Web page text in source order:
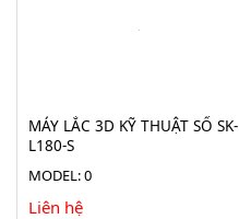
MÁY LẮC 3D KỸ THUẬT SỐ SK-
L180-S
MODEL: 0
Liên hệ